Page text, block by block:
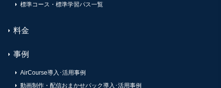
標準コース・標準学習パス一覧
料金
事例
AirCourse導入･活用事例
動画制作・配信おまかせパック導入･活用事例